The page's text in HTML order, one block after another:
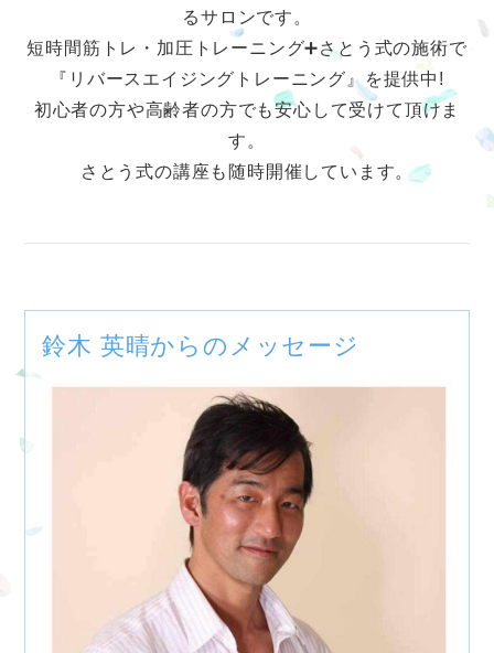
るサロンです。
短時間筋トレ・加圧トレーニング➕さとう式の施術で
『リバースエイジングトレーニング』を提供中!
初心者の方や高齢者の方でも安心して受けて頂けま
す。
さとう式の講座も随時開催しています。
鈴木 英晴からのメッセージ